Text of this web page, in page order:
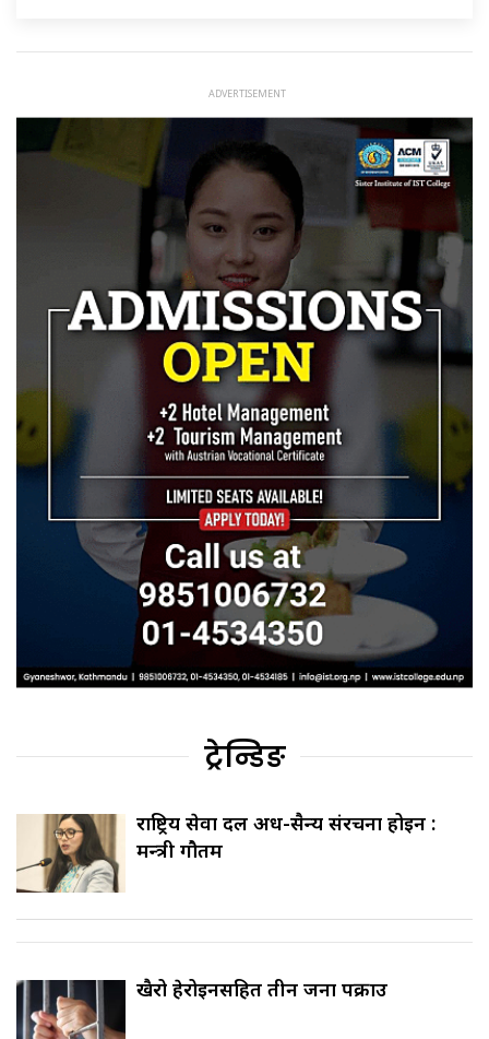
ट्रेन्डिङ
राष्ट्रिय सेवा दल अर्ध-सैन्य संरचना होइन :
मन्त्री गौतम
खैरो हेरोइनसहित तीन जना पक्राउ